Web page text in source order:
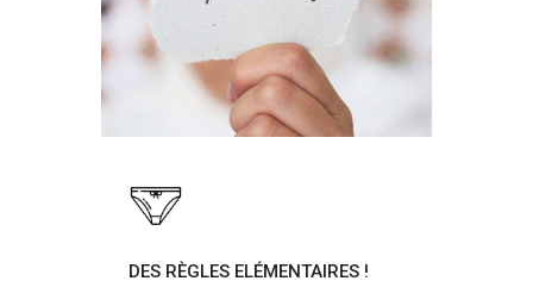
DES RÈGLES ELÉMENTAIRES !